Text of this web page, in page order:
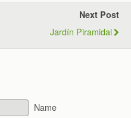
Next Post
Jardín Piramidal
Name